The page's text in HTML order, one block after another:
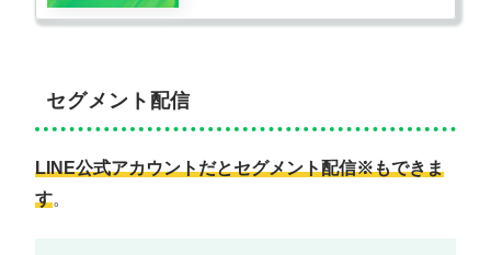
セグメント配信
LINE公式アカウントだとセグメント配信※もできま
す。